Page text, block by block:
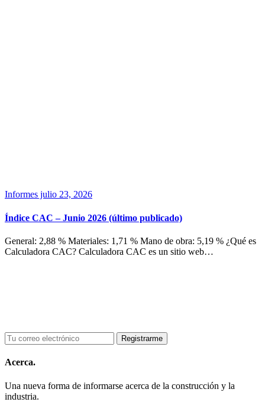
Informes julio 23, 2026
Índice CAC – Junio 2026 (último publicado)
General: 2,88 % Materiales: 1,71 % Mano de obra: 5,19 % ¿Qué es
Calculadora CAC? Calculadora CAC es un sitio web…
Acerca.
Una nueva forma de informarse acerca de la construcción y la
industria.